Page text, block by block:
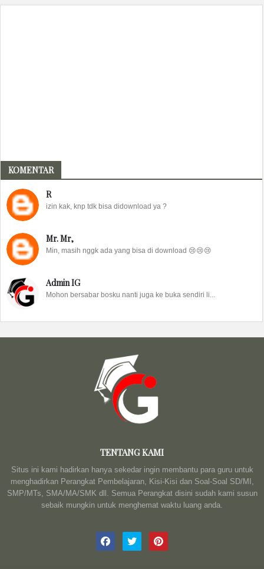
KOMENTAR
R
izin kak, knp tdk bisa didownload ya ?
Mr. Mr,
Min, masih nggk ada yang bisa di download 😢😢😢
Admin IG
Mohon bersabar bosku nanti juga ke buka sendiri li...
TENTANG KAMI
Situs ini kami hadirkan hanya sekedar ingin membantu para guru untuk
menghadirkan Perangkat Pembelajaran, Kisi-Kisi dan Soal-Soal SD/MI,
SMP/MTs, SMA/MA/SMK dll. Semua Perangkat disini sudah kami susun
sebaik mungkin untuk menghemat waktu luang anda.